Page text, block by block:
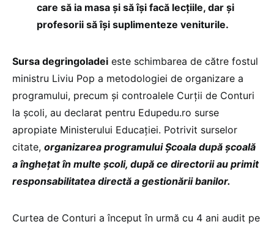
care să ia masa și să își facă lecțiile, dar și
profesorii să își suplimenteze veniturile.
Sursa degringoladei este schimbarea de către fostul
ministru Liviu Pop a metodologiei de organizare a
programului, precum și controalele Curții de Conturi
la școli, au declarat pentru Edupedu.ro surse
apropiate Ministerului Educației. Potrivit surselor
citate, organizarea programului Școala după școală
a înghețat în multe școli, după ce directorii au primit
responsabilitatea directă a gestionării banilor.
Curtea de Conturi a început în urmă cu 4 ani audit pe